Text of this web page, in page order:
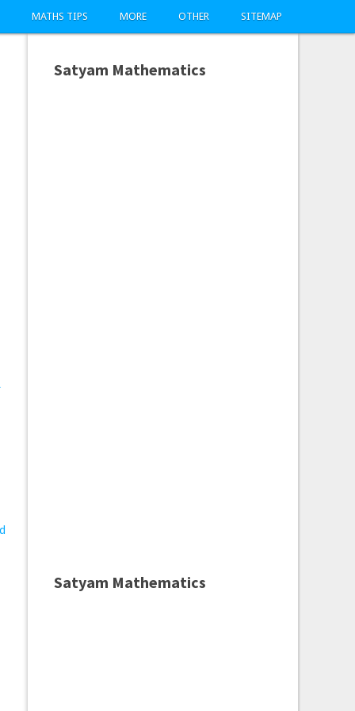
MATHS TIPS MORE OTHER SITEMAP
Satyam Mathematics
Satyam Mathematics